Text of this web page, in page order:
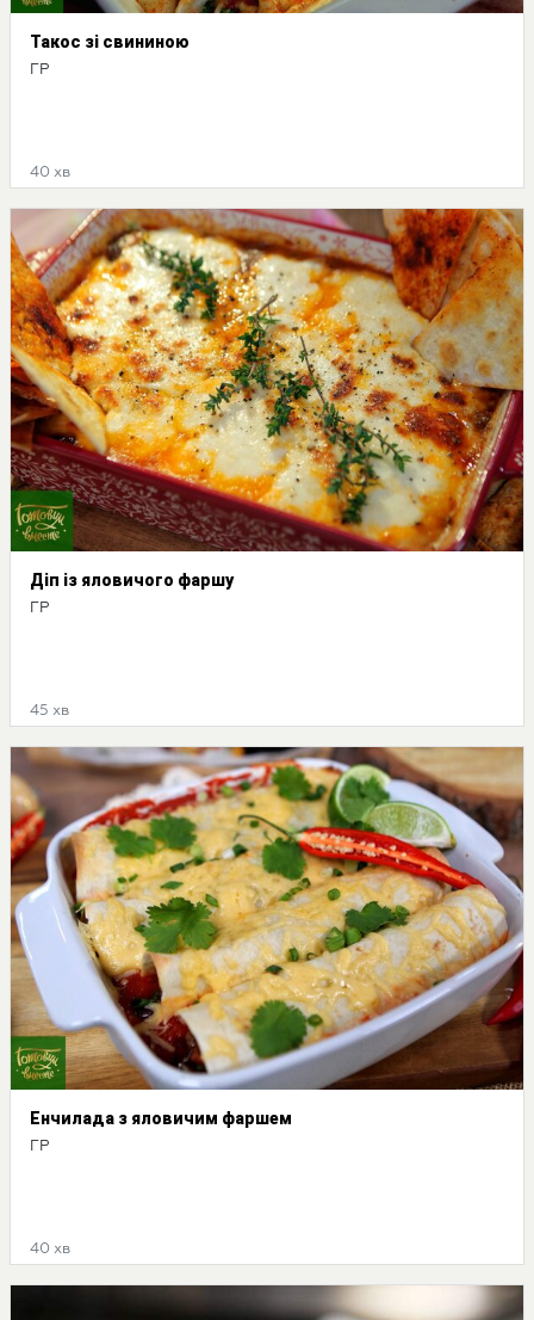
Такос зі свининою
ГР
40 хв
Діп із яловичого фаршу
ГР
45 хв
Енчилада з яловичим фаршем
ГР
40 хв